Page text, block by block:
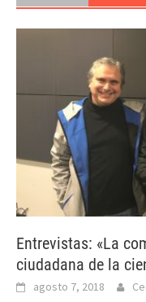
Entrevistas: «La
ciudadana de la
agosto 7, 2018